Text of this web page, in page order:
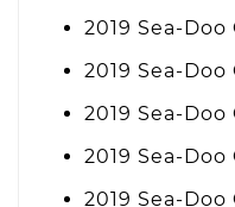
2019 Sea-Doo
2019 Sea-Doo
2019 Sea-Doo
2019 Sea-
2019 Sea-